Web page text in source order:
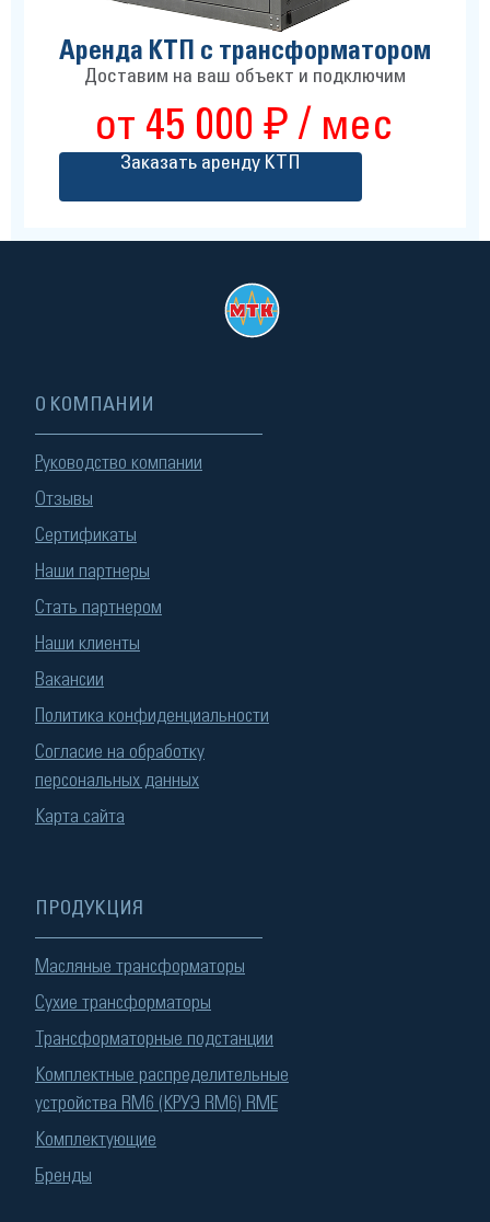
Аренда КТП с трансформатором
Доставим на ваш объект и подключим
от 45 000 ₽ / мес
Заказать аренду КТП
О КОМПАНИИ
Руководство компании
Отзывы
Сертификаты
Наши партнеры
Стать партнером
Наши клиенты
Вакансии
Политика конфиденциальности
Согласие на обработку
персональных данных
Карта сайта
ПРОДУКЦИЯ
Масляные трансформаторы
Сухие трансформаторы
Трансформаторные подстанции
Комплектные распределительные
устройства RM6 (КРУЭ RM6) RME
Комплектующие
Бренды